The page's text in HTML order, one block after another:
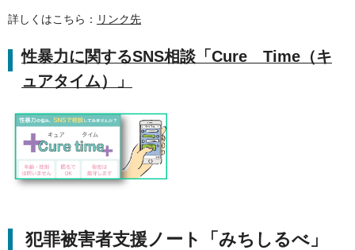
詳しくはこちら： リンク先
性暴力に関するSNS相談「Cure Time（キ
ュアタイム）」
犯罪被害者支援ノート「みちしるべ」